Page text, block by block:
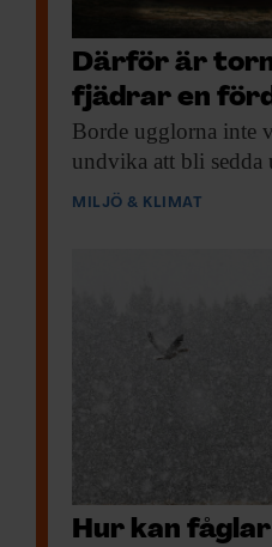
Därför är
fjädrar en
Borde ugglorna inte
undvika att bli sedda
MILJÖ & KLIMAT
Hur kan